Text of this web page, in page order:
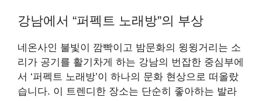
강남에서 “퍼펙트 노래방”의 부상
네온사인 불빛이 깜빡이고 밤문화의 윙윙거리는 소
리가 공기를 활기차게 하는 강남의 번잡한 중심부에
서 ‘퍼펙트 노래방’이 하나의 문화 현상으로 떠올랐
습니다. 이 트렌디한 장소는 단순히 좋아하는 발라